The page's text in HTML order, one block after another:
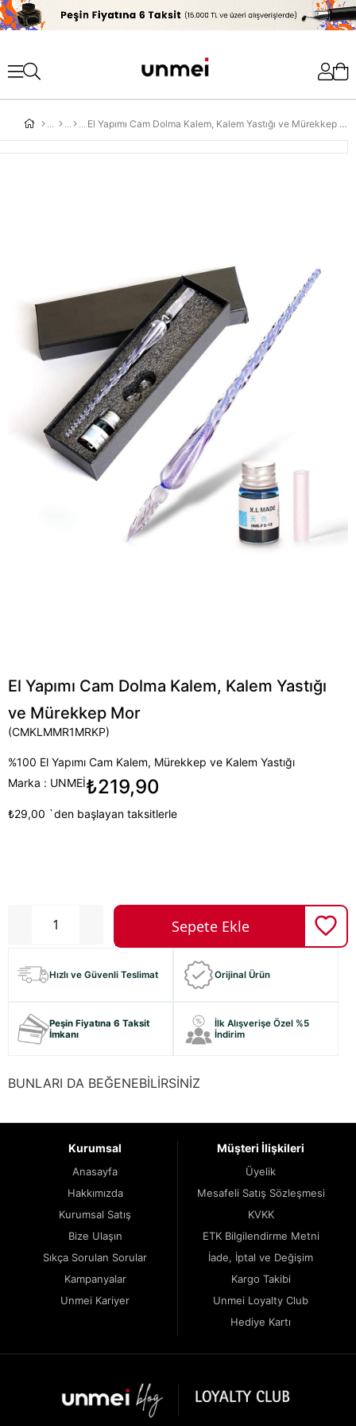
'
El Yapımı Cam Dolma Kalem, Kalem Yastığı ve Mürekkep Mor
El Yapımı Cam Dolma Kalem, Kalem Yastığı
ve Mürekkep Mor
(CMKLMMR1MRKP)
Marka : UNMEİ₺219,90
₺29,00 `den başlayan taksitlerle
%100 El Yapımı Cam Kalem, Mürekkep ve Kalem Yastığı
Hızlı ve Güvenli Teslimat Orijinal Ürün
Peşin Fiyatına 6 Taksit
İmkanı
İlk Alışverişe Özel %5
İndirim
BUNLARI DA BEĞENEBİLİRSİNİZ
Kurumsal
Anasayfa
Hakkımızda
Kurumsal Satış
Bize Ulaşın
Sıkça Sorulan Sorular
Kampanyalar
Unmei Kariyer
Müşteri İlişkileri
Üyelik
Mesafeli Satış Sözleşmesi
KVKK
ETK Bilgilendirme Metni
İade, İptal ve Değişim
Kargo Takibi
Unmei Loyalty Club
Hediye Kartı